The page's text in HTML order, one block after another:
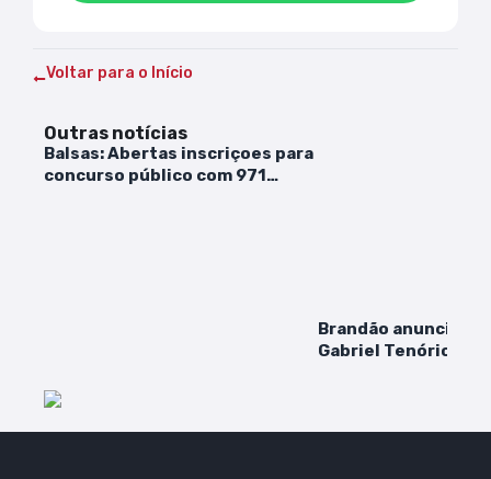
Voltar para o Início
Outras notícias
Balsas: Abertas inscriçoes para
concurso público com 971
Brandão anuncia
Gabriel Tenório